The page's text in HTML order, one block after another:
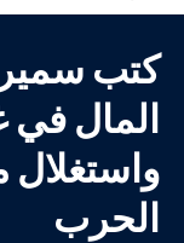
كتب سمير
المال
الحرب